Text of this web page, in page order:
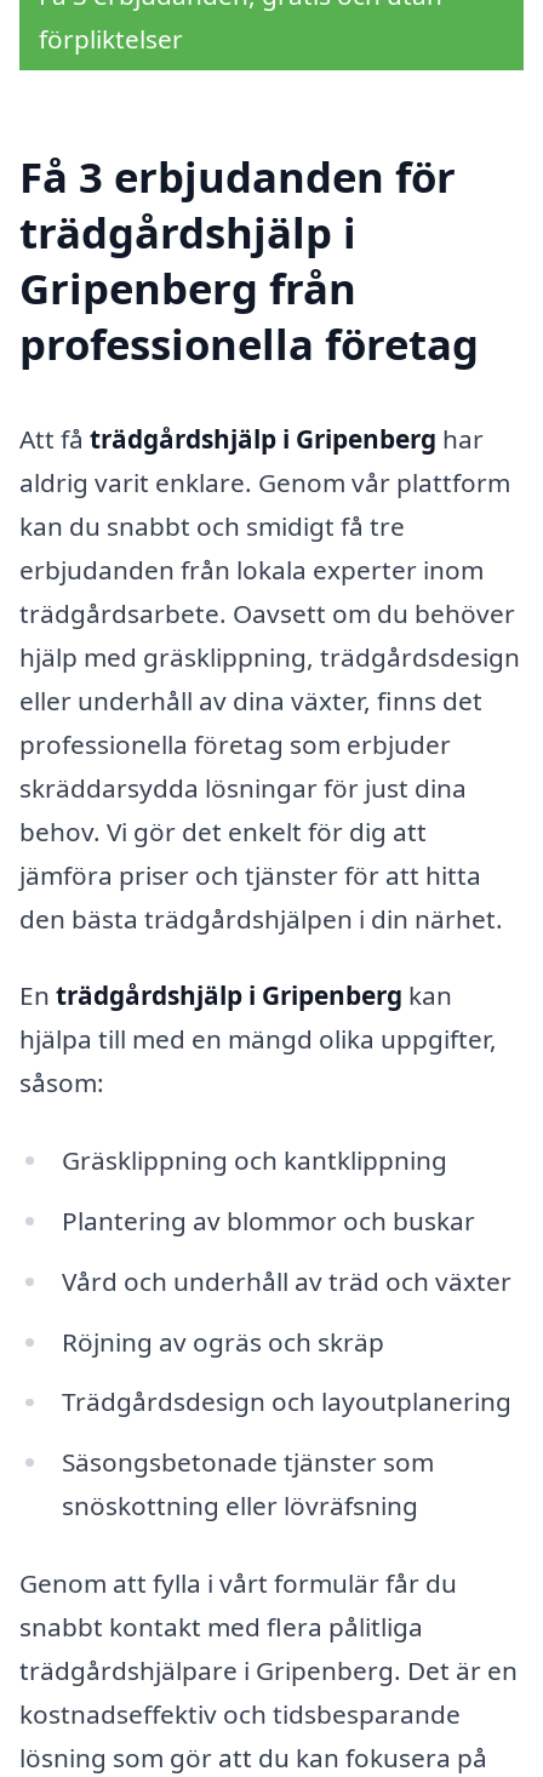
förpliktelser
Få 3 erbjudanden för
trädgårdshjälp i
Gripenberg från
professionella företag
Att få trädgårdshjälp i Gripenberg har
aldrig varit enklare. Genom vår plattform
kan du snabbt och smidigt få tre
erbjudanden från lokala experter inom
trädgårdsarbete. Oavsett om du behöver
hjälp med gräsklippning, trädgårdsdesign
eller underhåll av dina växter, finns det
professionella företag som erbjuder
skräddarsydda lösningar för just dina
behov. Vi gör det enkelt för dig att
jämföra priser och tjänster för att hitta
den bästa trädgårdshjälpen i din närhet.
En trädgårdshjälp i Gripenberg kan
hjälpa till med en mängd olika uppgifter,
såsom:
Gräsklippning och kantklippning
Plantering av blommor och buskar
Vård och underhåll av träd och växter
Röjning av ogräs och skräp
Trädgårdsdesign och layoutplanering
Säsongsbetonade tjänster som
snöskottning eller lövräfsning
Genom att fylla i vårt formulär får du
snabbt kontakt med flera pålitliga
trädgårdshjälpare i Gripenberg. Det är en
kostnadseffektiv och tidsbesparande
lösning som gör att du kan fokusera på